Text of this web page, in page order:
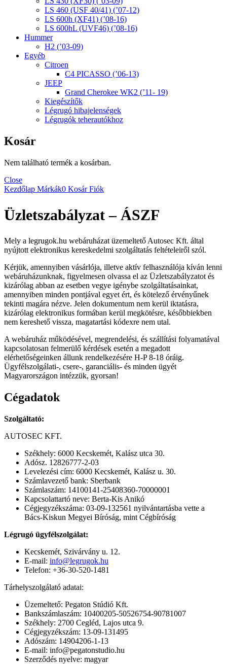
LS 460 (USF 40/41) (’07-12)
LS 600h (XF41) (’08-16)
LS 600hL (UVF46) (’08-16)
Hummer
H2 (’03-09)
Egyéb
Citroen
C4 PICASSO (’06-13)
JEEP
Grand Cherokee WK2 (’11- 19)
Kiegészítők
Légrugó hibajelenségek
Légrugók teherautókhoz
Kosár
Nem található termék a kosárban.
Close
Kezdőlap Márkák0 KosárFiók
Üzletszabályzat – ÁSZF
Mely a legrugok.hu webáruházat üzemeltető Autosec Kft. által
nyújtott elektronikus kereskedelmi szolgáltatás feltételeiről szól.
Kérjük, amennyiben vásárlója, illetve aktív felhasználója kíván lenni
webáruházunknak, figyelmesen olvassa el az Üzletszabályzatot és
kizárólag abban az esetben vegye igénybe szolgáltatásainkat,
amennyiben minden pontjával egyet ért, és kötelező érvényűnek
tekinti magára nézve. Jelen dokumentum nem kerül iktatásra,
kizárólag elektronikus formában kerül megkötésre, későbbiekben
nem kereshető vissza, magatartási kódexre nem utal.
A webáruház működésével, megrendelési, és szállítási folyamatával
kapcsolatosan felmerülő kérdések esetén a megadott
elérhetőségeinken állunk rendelkezésére H-P 8-18 óráig.
Ügyfélszolgálati-, csere-, garanciális- és minden ügyét
Magyarországon intézzük, gyorsan!
Cégadatok
Szolgáltató:
AUTOSEC KFT.
Székhely: 6000 Kecskemét, Kalász utca 30.
Adósz. 12826777-2-03
Levelezési cím: 6000 Kecskemét, Kalász u. 30.
Számlavezető bank: Sberbank
Számlaszám: 14100141-25408360-70000001
Kapcsolattartó neve: Berta-Kis Anikó
Cégjegyzékszáma: 03-09-132561 nyilvántartásba vette a
Bács-Kiskun Megyei Bíróság, mint Cégbíróság
Légrugó ügyfélszolgálat:
Kecskemét, Szivárvány u. 12.
E-mail: info@legrugok.hu
Telefon: +36-30-520-1481
Tárhelyszolgálató adatai:
Üzemeltető: Pegaton Stúdió Kft.
Bankszámlaszám: 10400205-50526754-90781007
Székhely: 2700 Cegléd, Lajos utca 9.
Cégjegyzékszám: 13-09-131495
Adószám: 14904206-1-13
E-mail: info@pegatonstudio.hu
Szerződés nyelve: magyar